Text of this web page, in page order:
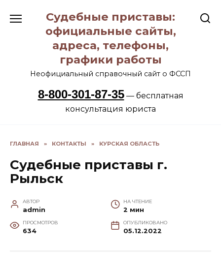
содержанию
Судебные приставы:
официальные сайты,
адреса, телефоны,
графики работы
Неофициальный справочный сайт о ФССП
8-800-301-87-35— бесплатная
консультация юриста
ГЛАВНАЯ » КОНТАКТЫ » КУРСКАЯ ОБЛАСТЬ
Судебные приставы г.
Рыльск
АВТОР
admin
НА ЧТЕНИЕ
2 мин
ПРОСМОТРОВ
634
ОПУБЛИКОВАНО
05.12.2022